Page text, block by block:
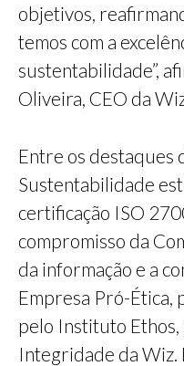
objetivos,
temos com a
sustentabilidade”,
Oliveira, CEO da
Entre os destaques
Sustentabilidade
certificação ISO
compromisso da
da informação e a
Empresa Pró-Ética,
pelo Instituto Ethos,
Integridade da Wiz.